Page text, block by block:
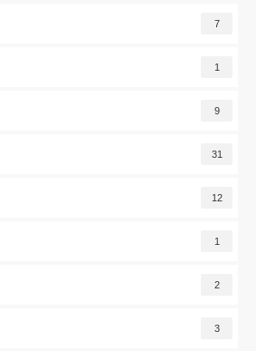
7
1
9
31
12
1
2
3